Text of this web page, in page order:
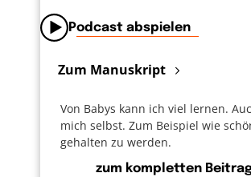
Podcast abspielen
Zum Manuskript
Von Babys kann ich viel lernen.
mich selbst. Zum Beispiel wie
gehalten zu werden.
zum kompletten